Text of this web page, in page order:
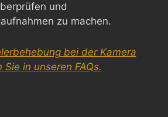
und
zu machen.
bei der Kamera
Sie in unseren FAQs.